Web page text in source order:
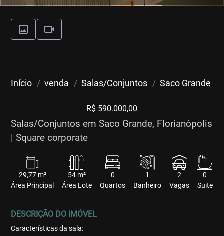
Início venda Salas/Conjuntos Saco Grande
R$ 590.000,00
Salas/Conjuntos em Saco Grande, Florianópolis
| Square corporate
29,77 m²
Área Principal
54 m²
Área Lote
0
Quartos
1
Banheiro
2
Vagas
0
Suite
DESCRIÇÃO DO IMÓVEL
Características da sala: